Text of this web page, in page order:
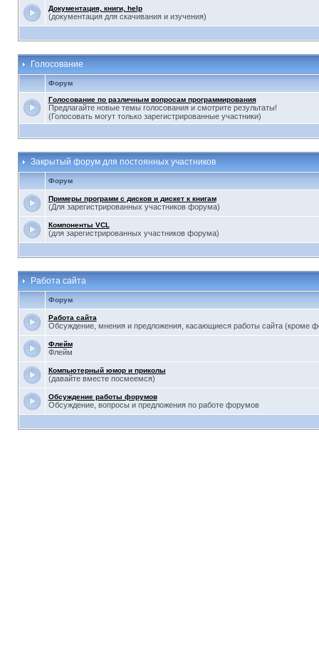
Документация, книги, help
(документация для скачивания и изучения)
Голосование
Форум
Голосование по различным вопросам программирования
Предлагайте новые темы голосования и смотрите результаты!
(Голосовать могут только зарегистрированные участники)
Закрытый форум для постоянных участников
Форум
Примеры программ с дисков и дискет к книгам
(Для зарегистрированных участников форума)
Компоненты VCL
(для зарегистрированных участников форума)
Работа сайта
Форум
Работа сайта
Обсуждение, мнения и предложения, касающиеся работы сайта (кроме
Флейм
Флейм
Компьютерный юмор и приколы
(давайте вместе посмеемся)
Обсуждение работы форумов
Обсуждение, вопросы и предложения по работе форумов